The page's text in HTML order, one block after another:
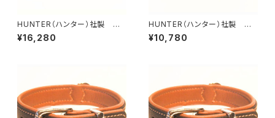
HUNTER（ハンター）社製 犬
用クロコダイルレザー首輪 65
サイズ
¥16,280
HUNTER（ハンター）社製 犬
用カナディアン・エルクレザー首
輪 30サイズ
¥10,780